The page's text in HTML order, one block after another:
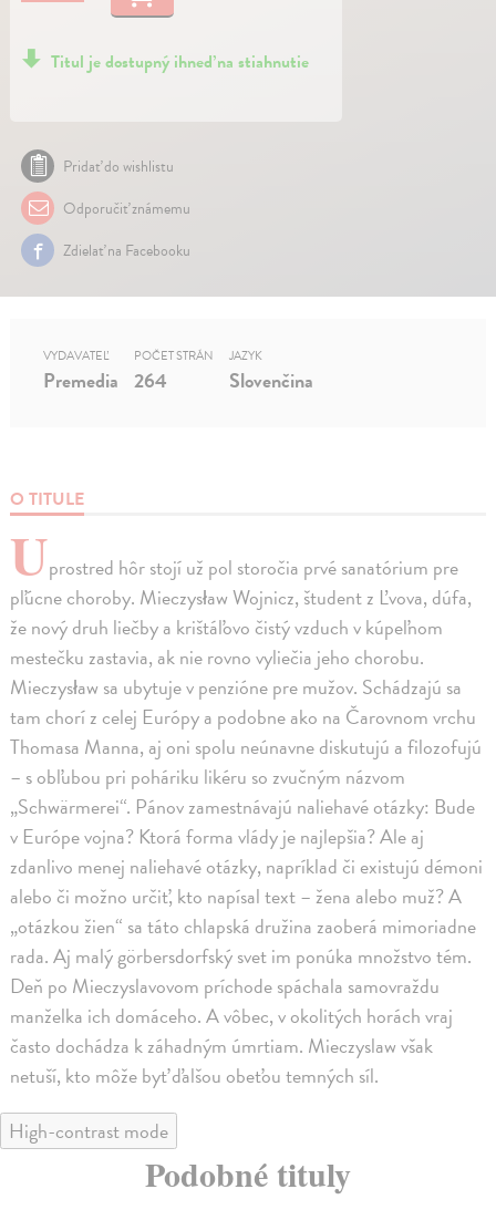
Titul je dostupný ihneď na stiahnutie
Pridať do wishlistu
Odporučiť známemu
Zdielať na Facebooku
O TITULE
Uprostred hôr stojí už pol storočia prvé sanatórium pre
pľúcne choroby. Mieczysław Wojnicz, študent z Ľvova, dúfa,
že nový druh liečby a krištáľovo čistý vzduch v kúpeľnom
mestečku zastavia, ak nie rovno vyliečia jeho chorobu.
Mieczysław sa ubytuje v penzióne pre mužov. Schádzajú sa
tam chorí z celej Európy a podobne ako na Čarovnom vrchu
Thomasa Manna, aj oni spolu neúnavne diskutujú a filozofujú
– s obľubou pri poháriku likéru so zvučným názvom
„Schwärmerei“. Pánov zamestnávajú naliehavé otázky: Bude
v Európe vojna? Ktorá forma vlády je najlepšia? Ale aj
zdanlivo menej naliehavé otázky, napríklad či existujú démoni
alebo či možno určiť, kto napísal text – žena alebo muž? A
„otázkou žien“ sa táto chlapská družina zaoberá mimoriadne
rada. Aj malý görbersdorfský svet im ponúka množstvo tém.
Deň po Mieczyslavovom príchode spáchala samovraždu
manželka ich domáceho. A vôbec, v okolitých horách vraj
často dochádza k záhadným úmrtiam. Mieczyslaw však
netuší, kto môže byť ďalšou obeťou temných síl.
VYDAVATEĽ
Premedia
POČET STRÁN
264
JAZYK
Slovenčina
High-contrast mode
Podobné tituly